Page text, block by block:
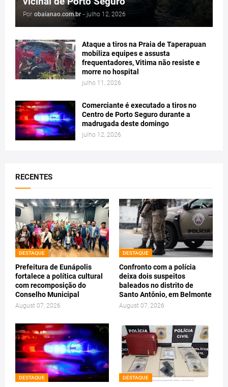
Por obaianao.com.br - julho 12, 2026
Ataque a tiros na Praia de Taperapuan
mobiliza equipes e assusta
frequentadores, Vitima não resiste e
morre no hospital
julho 11, 2026
Comerciante é executado a tiros no
Centro de Porto Seguro durante a
madrugada deste domingo
julho 12, 2026
RECENTES
DESTAQUE
Prefeitura de Eunápolis
fortalece a política cultural
com recomposição do
Conselho Municipal
August 07, 2026
DESTAQUE
Confronto com a polícia
deixa dois suspeitos
baleados no distrito de
Santo Antônio, em Belmonte
August 07, 2026
DESTAQUE DESTAQUE